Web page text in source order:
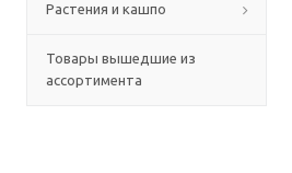
Растения и кашпо
Товары вышедшие из
ассортимента